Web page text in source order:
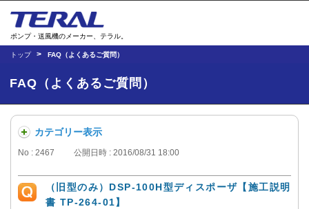
ポンプ・送風機のメーカー、テラル。
トップ FAQ（よくあるご質問）
FAQ（よくあるご質問）
カテゴリー表示
No : 2467 公開日時 : 2016/08/31 18:00
（旧型のみ）DSP-100H型ディスポーザ【施工説明
書 TP-264-01】